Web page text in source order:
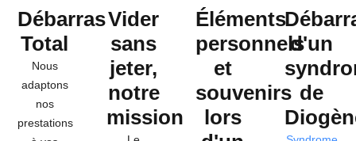
Débarras
Total
Nous
adaptons
nos
prestations
Vider
sans
jeter,
notre
mission
Éléments
personnels
et
souvenirs
lors
d'un
de